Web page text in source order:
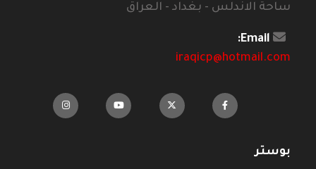
ساحة الاندلس - بغداد - العراق
Email:
iraqicp@hotmail.com
بوستر